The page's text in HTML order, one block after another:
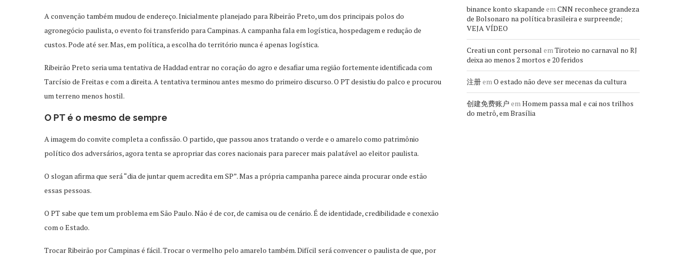
A convenção também mudou de endereço. Inicialmente planejado para Ribeirão Preto, um dos principais polos do
agronegócio paulista, o evento foi transferido para Campinas. A campanha fala em logística, hospedagem e redução de
custos. Pode até ser. Mas, em política, a escolha do território nunca é apenas logística.
Ribeirão Preto seria uma tentativa de Haddad entrar no coração do agro e desafiar uma região fortemente identificada com
Tarcísio de Freitas e com a direita. A tentativa terminou antes mesmo do primeiro discurso. O PT desistiu do palco e procurou
um terreno menos hostil.
O PT é o mesmo de sempre
A imagem do convite completa a confissão. O partido, que passou anos tratando o verde e o amarelo como patrimônio
político dos adversários, agora tenta se apropriar das cores nacionais para parecer mais palatável ao eleitor paulista.
O slogan afirma que será “dia de juntar quem acredita em SP”. Mas a própria campanha parece ainda procurar onde estão
essas pessoas.
O PT sabe que tem um problema em São Paulo. Não é de cor, de camisa ou de cenário. É de identidade, credibilidade e conexão
com o Estado.
Trocar Ribeirão por Campinas é fácil. Trocar o vermelho pelo amarelo também. Difícil será convencer o paulista de que, por
binance konto skapande emCNN reconhece grandeza
de Bolsonaro na política brasileira e surpreende;
VEJA VÍDEO
Creati un cont personal emTiroteio no carnaval no RJ
deixa ao menos 2 mortos e 20 feridos
注册emO estado não deve ser mecenas da cultura
创建免费账户 emHomem passa mal e cai nos trilhos
do metrô, em Brasília